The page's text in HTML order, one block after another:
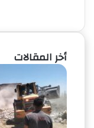
أخر المقالات